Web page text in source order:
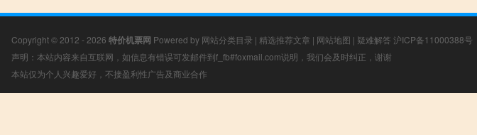
Copyright © 2012 - 2026 特价机票网 Powered by 网站分类目录 | 精选推荐文章 | 网站地图 | 疑难解答 沪ICP备11000388号
声明：本站内容来自互联网，如信息有错误可发邮件到f_fb#foxmail.com说明，我们会及时纠正，谢谢
本站仅为个人兴趣爱好，不接盈利性广告及商业合作